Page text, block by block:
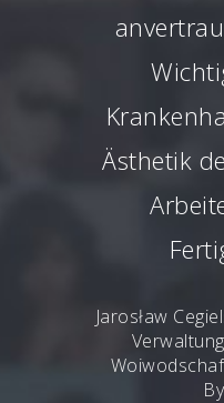
Ästhetik
Jarosław